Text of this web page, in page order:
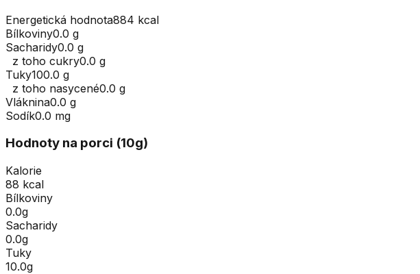
Energetická hodnota884 kcal
Bílkoviny0.0 g
Sacharidy0.0 g
z toho cukry0.0 g
Tuky100.0 g
z toho nasycené0.0 g
Vláknina0.0 g
Sodík0.0 mg
Hodnoty na porci (10g)
Kalorie
88 kcal
Bílkoviny
0.0g
Sacharidy
0.0g
Tuky
10.0g